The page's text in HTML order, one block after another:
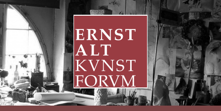
ERNST
ALT
KUNSTFORUM